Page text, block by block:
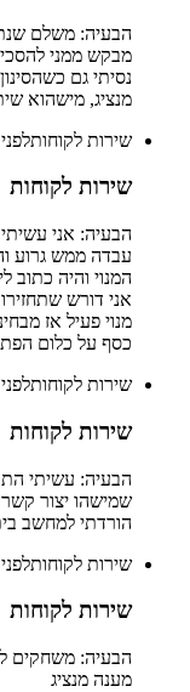
הבעיה: משלם
מבקש ממני
נסיתי גם
מנציג, מישהוא
שירות לקוחותלפני 3 חודשים
שירות לקוחות
הבעיה: אני
עבדה ממש גרוע
המנוי והיה כתוב
אני דורש
מנוי פעיל אז
כסף על כלום
שירות לקוחותלפני 3 חודשים
שירות לקוחות
הבעיה: עשיתי
שמישהו יצור
הורדתי למחשב
שירות לקוחותלפני 3 חודשים
שירות לקוחות
הבעיה: משחקים
מענה מנציג